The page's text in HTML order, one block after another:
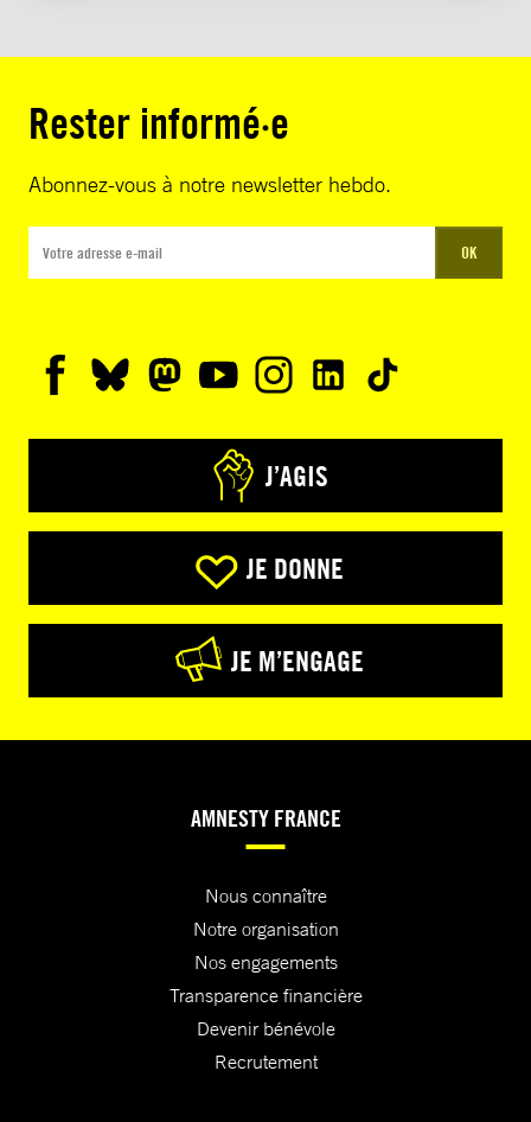
Rester informé·e
Abonnez-vous à notre newsletter hebdo.
OK
J’AGIS
JE DONNE
JE M’ENGAGE
AMNESTY FRANCE
Nous connaître
Notre organisation
Nos engagements
Transparence financière
Devenir bénévole
Recrutement